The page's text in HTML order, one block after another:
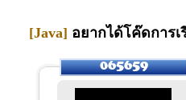
[Java] อยากได้โค๊ดการ